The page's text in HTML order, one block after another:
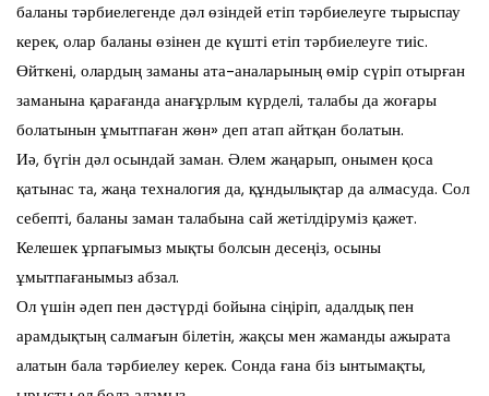
баланы тәрбиелегенде дәл өзіндей етіп тәрбиелеуге тырыспау
керек, олар баланы өзінен де күшті етіп тәрбиелеуге тиіс.
Өйткені, олардың заманы ата-аналарының өмір сүріп отырған
заманына қарағанда анағұрлым күрделі, талабы да жоғары
болатынын ұмытпаған жөн» деп атап айтқан болатын.
Иә, бүгін дәл осындай заман. Әлем жаңарып, онымен қоса
қатынас та, жаңа техналогия да, құндылықтар да алмасуда. Сол
себепті, баланы заман талабына сай жетілдіруміз қажет.
Келешек ұрпағымыз мықты болсын десеңіз, осыны
ұмытпағанымыз абзал.
Ол үшін әдеп пен дәстүрді бойына сіңіріп, адалдық пен
арамдықтың салмағын білетін, жақсы мен жаманды ажырата
алатын бала тәрбиелеу керек. Сонда ғана біз ынтымақты,